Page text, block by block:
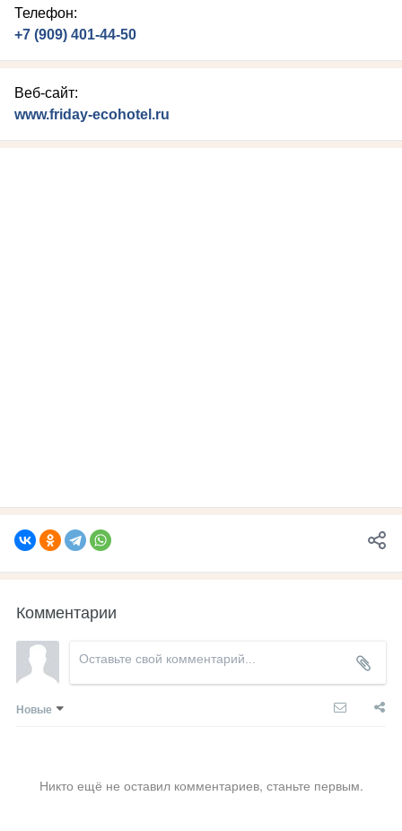
Телефон:
+7 (909) 401-44-50
Веб-сайт:
www.friday-ecohotel.ru
Комментарии
Новые
Никто ещё не оставил комментариев, станьте первым.